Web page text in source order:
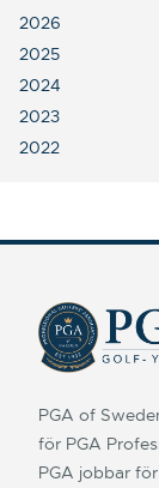
2026
2025
2024
2023
2022
PGA of
för PGA
PGA jobbar